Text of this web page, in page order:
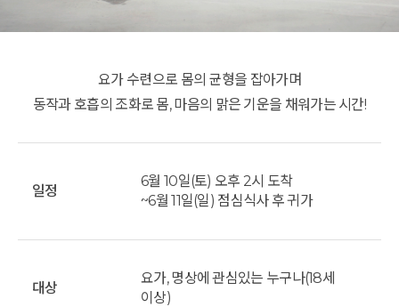
요가 수련으로 몸의 균형을 잡아가며
동작과 호흡의 조화로 몸, 마음의 맑은 기운을 채워가는 시간!
일정
6월 10일(토) 오후 2시 도착
~6월 11일(일) 점심식사 후 귀가
대상
요가, 명상에 관심있는 누구나(18세
이상)